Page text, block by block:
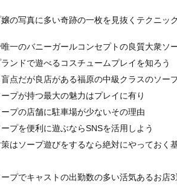
嬢の写真に多い奇跡の一枚を見抜くテクニッ
一のバニーガールコンセプトの良質大衆ソ
ランドで遊べるコスチュームプレイを知ろう
点だが良店がある福原の中級クラスのソー
ープが持つ最大の魅力はプレイに有り
プの店舗に駐車場が少ないその理由
プを便利に遊ぶならSNSを活用しよう
はソープ遊びをするなら絶対にやっておく
プでキャストの出勤数の多い活気あるお店3